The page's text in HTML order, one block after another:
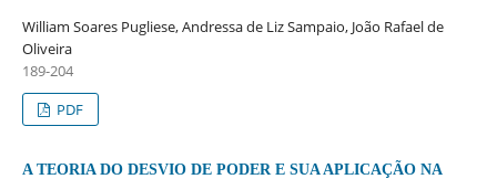
William Soares Pugliese, Andressa de Liz Sampaio, João Rafael de
Oliveira
189-204
PDF
A TEORIA DO DESVIO DE PODER E SUA APLICAÇÃO NA